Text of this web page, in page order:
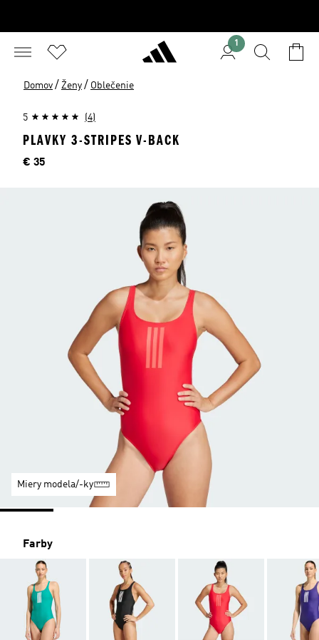
1
Domov / Ženy / Oblečenie
5 (4)
PLAVKY 3-STRIPES V-BACK
Cena
€ 35
Miery modela/-ky
Farby